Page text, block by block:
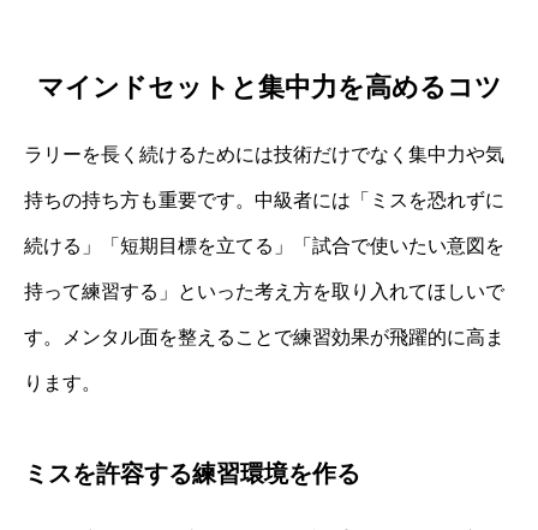
マインドセットと集中力を高めるコツ
ラリーを長く続けるためには技術だけでなく集中力や気
持ちの持ち方も重要です。中級者には「ミスを恐れずに
続ける」「短期目標を立てる」「試合で使いたい意図を
持って練習する」といった考え方を取り入れてほしいで
す。メンタル面を整えることで練習効果が飛躍的に高ま
ります。
ミスを許容する練習環境を作る